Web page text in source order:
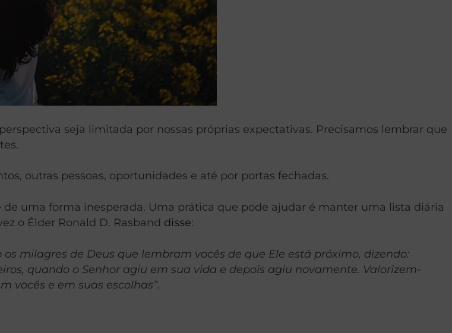
seja limitada por nossas próprias expectativas. Precisamos lembrar que
outras pessoas, oportunidades e até por portas fechadas.
uma forma inesperada. Uma prática que pode ajudar é manter uma lista diária
o Élder Ronald D. Rasband disse:
milagres de Deus que lembram vocês de que Ele está próximo, dizendo:
quando o Senhor agiu em sua vida e depois agiu novamente. Valorizem-
vocês e em suas escolhas”.